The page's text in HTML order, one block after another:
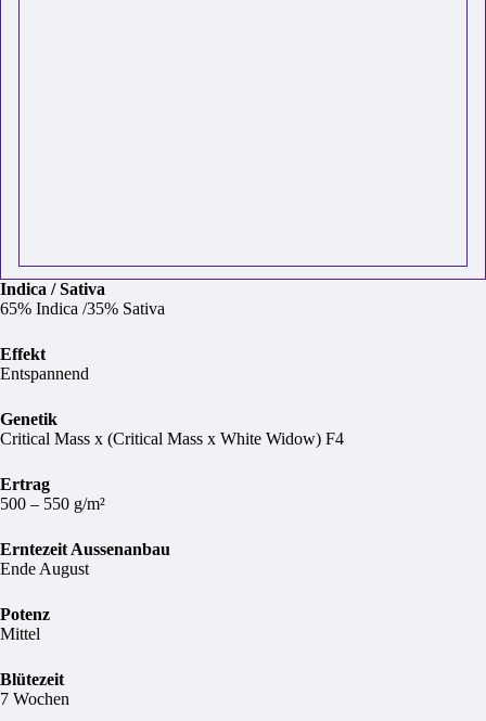
Indica / Sativa
65% Indica /35% Sativa
Effekt
Entspannend
Genetik
Critical Mass x (Critical Mass x White Widow) F4
Ertrag
500 – 550 g/m²
Erntezeit Aussenanbau
Ende August
Potenz
Mittel
Blütezeit
7 Wochen